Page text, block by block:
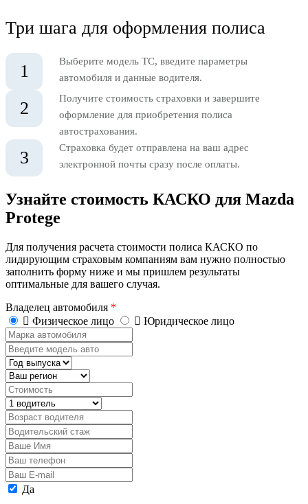
Три шага для оформления полиса
1
Выберите модель ТС, введите параметры
автомобиля и данные водителя.
2
Получите стоимость страховки и завершите
оформление для приобретения полиса
автострахования.
3
Страховка будет отправлена на ваш адрес
электронной почты сразу после оплаты.
Узнайте стоимость КАСКО для Mazda
Protege
Для получения расчета стоимости полиса КАСКО по
лидирующим страховым компаниям вам нужно полностью
заполнить форму ниже и мы пришлем результаты
оптимальные для вашего случая.
Владелец автомобиля *
Физическое лицо
Юридическое лицо
Марка
автомобиля
Введите
модель
авто
Год
выпуска
Регион
Стоимость,
руб.
Водитель
Возраст
водителя
Водительский
стаж
Ваше
Имя
Ваш
телефон
Ваш
E-
mail
Персональные
Да